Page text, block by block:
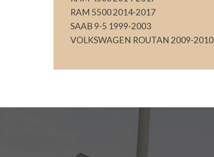
RAM 5500 2014-2017
SAAB 9-5 1999-2003
VOLKSWAGEN ROUTAN 2009-2010